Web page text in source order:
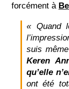
forcément à
« Quand
suis
Keren
qu’elle
ont été